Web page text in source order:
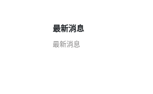
最新消息
最新消息